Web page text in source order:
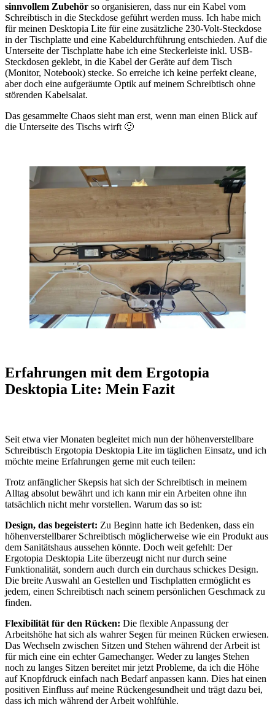
sinnvollem Zubehör so organisieren, dass nur ein Kabel vom
Schreibtisch in die Steckdose geführt werden muss. Ich habe mich
für meinen Desktopia Lite für eine zusätzliche 230-Volt-Steckdose
in der Tischplatte und eine Kabeldurchführung entschieden. Auf die
Unterseite der Tischplatte habe ich eine Steckerleiste inkl. USB-
Steckdosen geklebt, in die Kabel der Geräte auf dem Tisch
(Monitor, Notebook) stecke. So erreiche ich keine perfekt cleane,
aber doch eine aufgeräumte Optik auf meinem Schreibtisch ohne
störenden Kabelsalat.
Das gesammelte Chaos sieht man erst, wenn man einen Blick auf
die Unterseite des Tischs wirft 🙂
Erfahrungen mit dem Ergotopia
Desktopia Lite: Mein Fazit
Seit etwa vier Monaten begleitet mich nun der höhenverstellbare
Schreibtisch Ergotopia Desktopia Lite im täglichen Einsatz, und ich
möchte meine Erfahrungen gerne mit euch teilen:
Trotz anfänglicher Skepsis hat sich der Schreibtisch in meinem
Alltag absolut bewährt und ich kann mir ein Arbeiten ohne ihn
tatsächlich nicht mehr vorstellen. Warum das so ist:
Design, das begeistert: Zu Beginn hatte ich Bedenken, dass ein
höhenverstellbarer Schreibtisch möglicherweise wie ein Produkt aus
dem Sanitätshaus aussehen könnte. Doch weit gefehlt: Der
Ergotopia Desktopia Lite überzeugt nicht nur durch seine
Funktionalität, sondern auch durch ein durchaus schickes Design.
Die breite Auswahl an Gestellen und Tischplatten ermöglicht es
jedem, einen Schreibtisch nach seinem persönlichen Geschmack zu
finden.
Flexibilität für den Rücken: Die flexible Anpassung der
Arbeitshöhe hat sich als wahrer Segen für meinen Rücken erwiesen.
Das Wechseln zwischen Sitzen und Stehen während der Arbeit ist
für mich eine ein echter Gamechanger. Weder zu langes Stehen
noch zu langes Sitzen bereitet mir jetzt Probleme, da ich die Höhe
auf Knopfdruck einfach nach Bedarf anpassen kann. Dies hat einen
positiven Einfluss auf meine Rückengesundheit und trägt dazu bei,
dass ich mich während der Arbeit wohlfühle.